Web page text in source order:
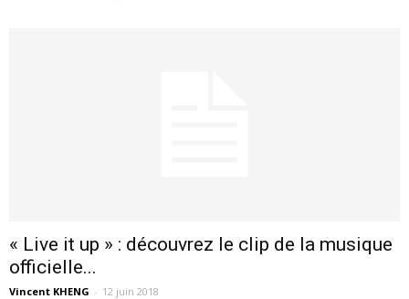
« Live it up » : découvrez le clip de la musique
officielle...
Vincent KHENG - 12 juin 2018